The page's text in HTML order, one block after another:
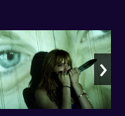
keşfederler. Ancak,
vermeleri
dolu sahneleri ve
izleyicilere ev
konularında
›